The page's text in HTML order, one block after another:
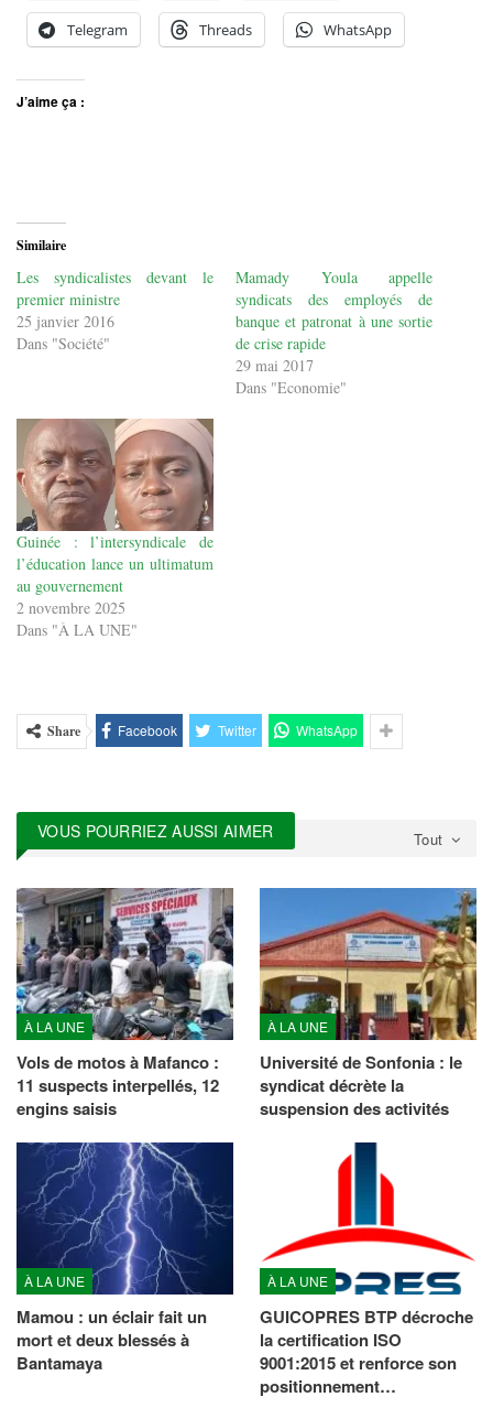
Telegram Threads WhatsApp
J’aime ça :
Similaire
Les syndicalistes devant le
premier ministre
25 janvier 2016
Dans "Société"
Mamady Youla appelle
syndicats des employés de
banque et patronat à une sortie
de crise rapide
29 mai 2017
Dans "Economie"
Guinée : l’intersyndicale de
l’éducation lance un ultimatum
au gouvernement
2 novembre 2025
Dans "À LA UNE"
Share Facebook Twitter WhatsApp
Tout
VOUS POURRIEZ AUSSI AIMER
À LA UNE
Vols de motos à Mafanco :
11 suspects interpellés, 12
engins saisis
À LA UNE
Université de Sonfonia : le
syndicat décrète la
suspension des activités
À LA UNE
Mamou : un éclair fait un
mort et deux blessés à
Bantamaya
À LA UNE
GUICOPRES BTP décroche
la certification ISO
9001:2015 et renforce son
positionnement…